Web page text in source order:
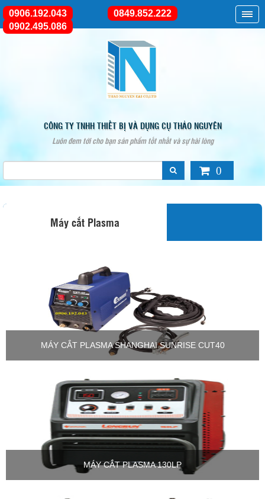
CÔNG TY TNHH THIẾT BỊ VÀ DỤNG CỤ THẢO NGUYÊN
Luôn đem tới cho bạn sản phẩm tốt nhất và sự hài lòng
0906.192.043
0849.852.222
0902.495.086
0
Máy cắt Plasma
MÁY CẮT PLASMA SHANGHAI SUNRISE CUT40
MÁY CẮT PLASMA 130LP